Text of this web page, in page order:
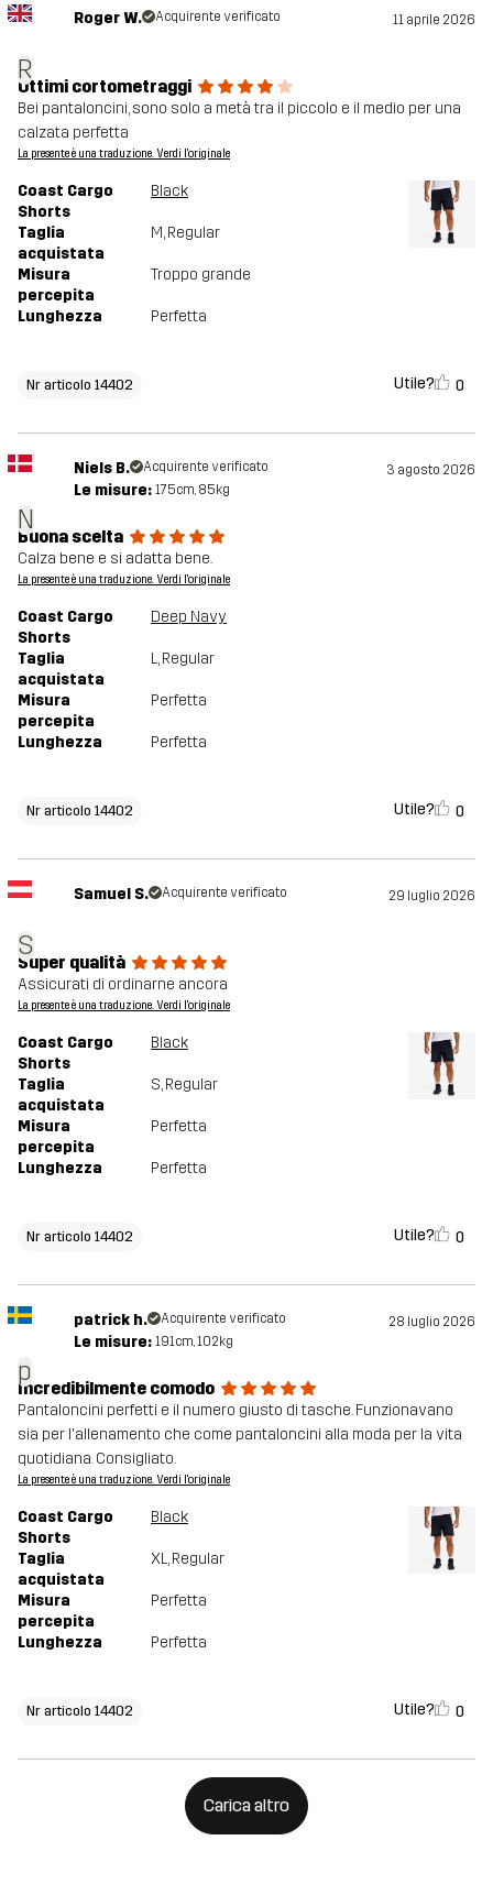
R
Roger W. Acquirente verificato 11 aprile 2026
Ottimi cortometraggi
Bei pantaloncini, sono solo a metà tra il piccolo e il medio per una
calzata perfetta
La presente è una traduzione. Verdi l'originale
Coast Cargo
Shorts
Black
Taglia
acquistata
M, Regular
Misura
percepita
Troppo grande
Lunghezza Perfetta
Nr articolo 14402 Utile? 0
N
Niels B. Acquirente verificato 3 agosto 2026
Le misure: 175cm, 85kg
Buona scelta
Calza bene e si adatta bene.
La presente è una traduzione. Verdi l'originale
Coast Cargo
Shorts
Deep Navy
Taglia
acquistata
L, Regular
Misura
percepita
Perfetta
Lunghezza Perfetta
Nr articolo 14402 Utile? 0
S
Samuel S. Acquirente verificato 29 luglio 2026
Super qualità
Assicurati di ordinarne ancora
La presente è una traduzione. Verdi l'originale
Coast Cargo
Shorts
Black
Taglia
acquistata
S, Regular
Misura
percepita
Perfetta
Lunghezza Perfetta
Nr articolo 14402 Utile? 0
p
patrick h. Acquirente verificato 28 luglio 2026
Le misure: 191cm, 102kg
Incredibilmente comodo
Pantaloncini perfetti e il numero giusto di tasche. Funzionavano
sia per l'allenamento che come pantaloncini alla moda per la vita
quotidiana. Consigliato.
La presente è una traduzione. Verdi l'originale
Coast Cargo
Shorts
Black
Taglia
acquistata
XL, Regular
Misura
percepita
Perfetta
Lunghezza Perfetta
Nr articolo 14402 Utile? 0
Carica altro